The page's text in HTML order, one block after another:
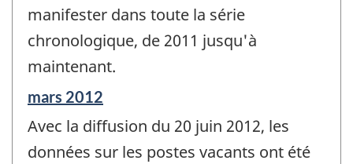
manifester dans toute la série
chronologique, de 2011 jusqu'à
maintenant.
Période
référence
de
mars 2012
Avec la diffusion du 20 juin 2012, les
données sur les postes vacants ont été